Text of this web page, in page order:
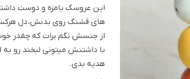
این عروسک بامزه و دوست
های قشنگ روی بدنش، دل
از جنسش نگم برات که چقدر
با داشتنش میتونی لبخند رو
هدیه بدی.